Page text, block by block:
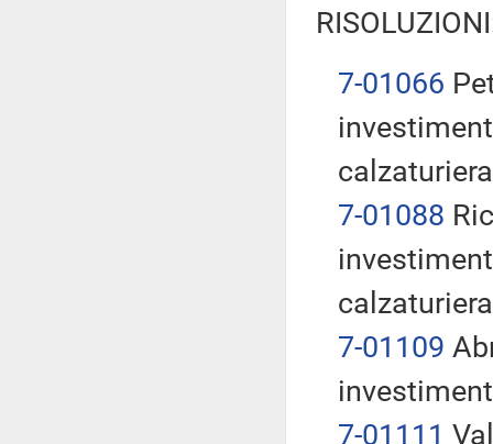
7-01066
7-01088
7-01109
7-01111